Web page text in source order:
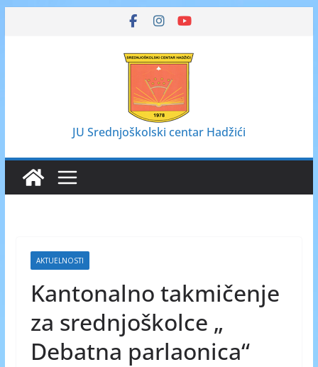
JU Srednjoškolski centar Hadžići
AKTUELNOSTI
Kantonalno takmičenje
za srednjoškolce „
Debatna parlaonica“